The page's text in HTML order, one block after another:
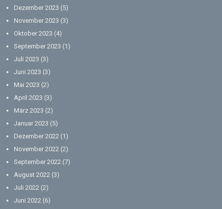
Dezember 2023 (5)
November 2023 (3)
Oktober 2023 (4)
September 2023 (1)
Juli 2023 (3)
Juni 2023 (3)
Mai 2023 (2)
April 2023 (3)
März 2023 (2)
Januar 2023 (5)
Dezember 2022 (1)
November 2022 (2)
September 2022 (7)
August 2022 (3)
Juli 2022 (2)
Juni 2022 (6)